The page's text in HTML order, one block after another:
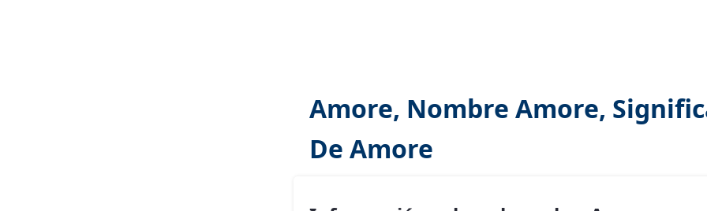
Amore, Nombre Amore,
De Amore